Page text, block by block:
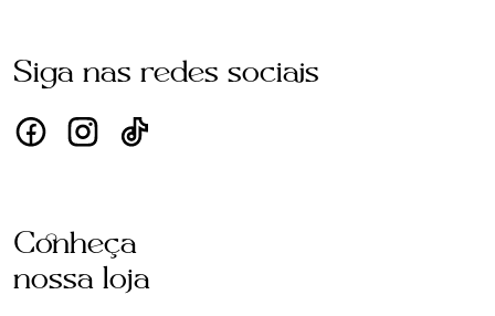
Siga nas redes sociais
Conheça
nossa loja